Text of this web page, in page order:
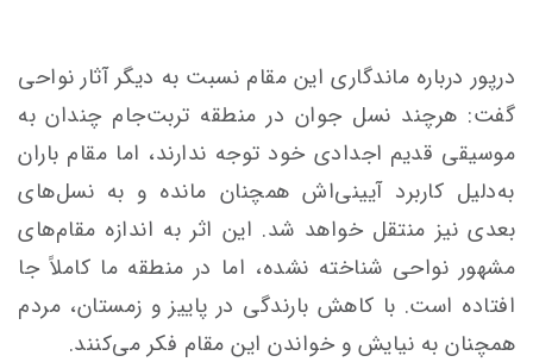
درپور درباره ماندگاری این مقام نسبت به دیگر آثار نواحی
گفت: هرچند نسل جوان در منطقه تربت‌جام چندان به
موسیقی قدیم اجدادی خود توجه ندارند، اما مقام باران
به‌دلیل کاربرد آیینی‌اش همچنان مانده و به نسل‌های
بعدی نیز منتقل خواهد شد. این اثر به اندازه مقام‌های
مشهور نواحی شناخته نشده، اما در منطقه ما کاملاً جا
افتاده است. با کاهش بارندگی در پاییز و زمستان، مردم
همچنان به نیایش و خواندن این مقام فکر می‌کنند.